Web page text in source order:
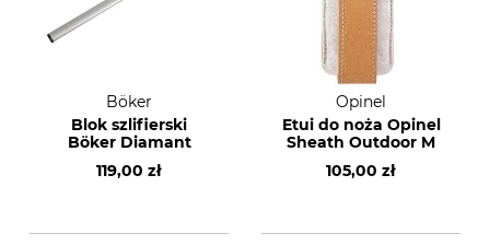
Böker
Blok szlifierski
Böker Diamant
119,00 zł
Opinel
Etui do noża Opinel
Sheath Outdoor M
105,00 zł